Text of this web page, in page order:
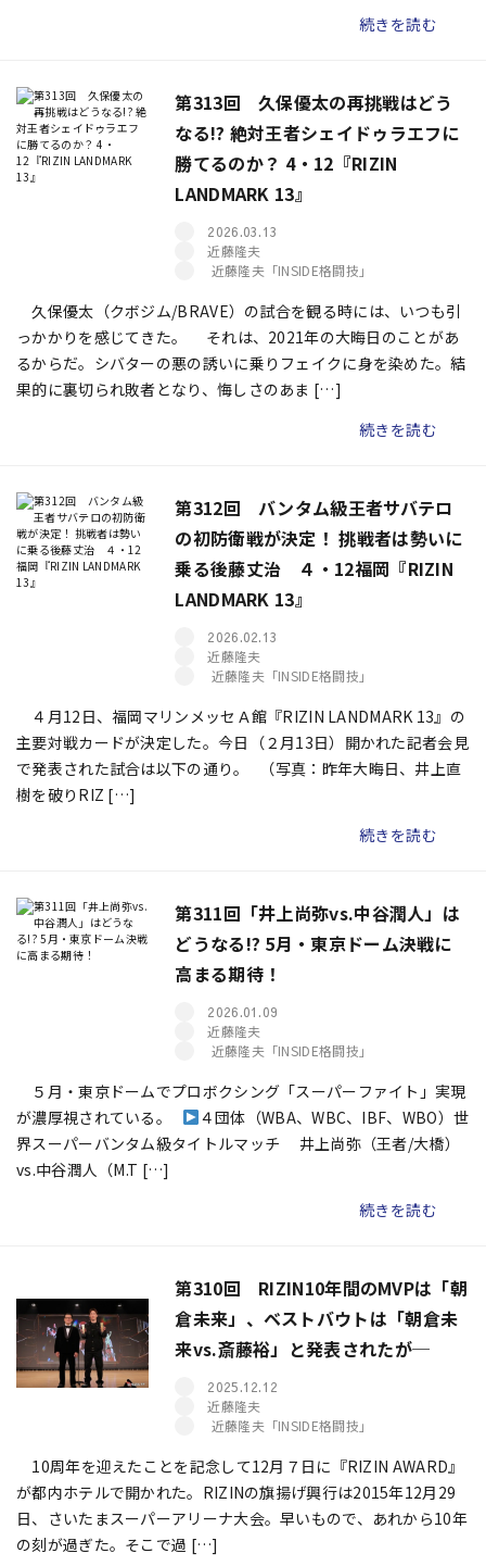
続きを読む
第313回 久保優太の再挑戦はどう
なる!? 絶対王者シェイドゥラエフに
勝てるのか？ 4・12『RIZIN
LANDMARK 13』
2026.03.13
近藤隆夫
近藤隆夫「INSIDE格闘技」
久保優太（クボジム/BRAVE）の試合を観る時には、いつも引
っかかりを感じてきた。 それは、2021年の大晦日のことがあ
るからだ。シバターの悪の誘いに乗りフェイクに身を染めた。結
果的に裏切られ敗者となり、悔しさのあま […]
続きを読む
第312回 バンタム級王者サバテロ
の初防衛戦が決定！ 挑戦者は勢いに
乗る後藤丈治 ４・12福岡『RIZIN
LANDMARK 13』
2026.02.13
近藤隆夫
近藤隆夫「INSIDE格闘技」
４月12日、福岡マリンメッセＡ館『RIZIN LANDMARK 13』の
主要対戦カードが決定した。今日（２月13日）開かれた記者会見
で発表された試合は以下の通り。 （写真：昨年大晦日、井上直
樹を破りRIZ […]
続きを読む
第311回「井上尚弥vs.中谷潤人」は
どうなる!? 5月・東京ドーム決戦に
高まる期待！
2026.01.09
近藤隆夫
近藤隆夫「INSIDE格闘技」
５月・東京ドームでプロボクシング「スーパーファイト」実現
が濃厚視されている。
４団体（WBA、WBC、IBF、WBO）世
界スーパーバンタム級タイトルマッチ 井上尚弥（王者/大橋）
vs.中谷潤人（M.T […]
続きを読む
第310回 RIZIN10年間のMVPは「朝
倉未来」、ベストバウトは「朝倉未
来vs.斎藤裕」と発表されたが─
2025.12.12
近藤隆夫
近藤隆夫「INSIDE格闘技」
10周年を迎えたことを記念して12月７日に『RIZIN AWARD』
が都内ホテルで開かれた。RIZINの旗揚げ興行は2015年12月29
日、さいたまスーパーアリーナ大会。早いもので、あれから10年
の刻が過ぎた。そこで過 […]